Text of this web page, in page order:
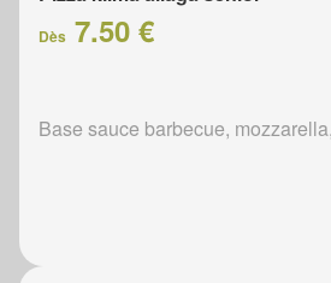
Dès 7.50 €
Base sauce barbecue,